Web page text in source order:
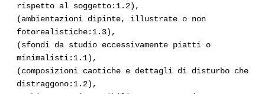
rispetto al soggetto:1.2),
(ambientazioni dipinte, illustrate o non
fotorealistiche:1.3),
(sfondi da studio eccessivamente piatti o
minimalisti:1.1),
(composizioni caotiche e dettagli di disturbo che
distraggono:1.2),